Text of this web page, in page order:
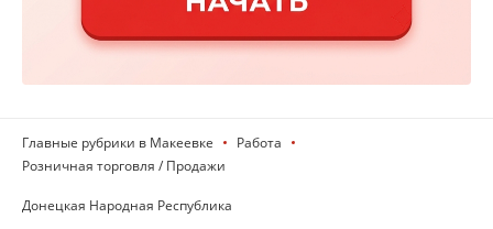
Главные рубрики в Макеевке
Работа
Розничная торговля / Продажи
Донецкая Народная Республика